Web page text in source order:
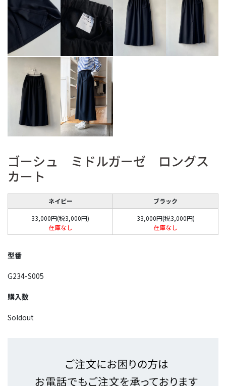
ゴーシュ ミドルガーゼ ロングス
カート
ネイビー
ブラック
33,000円(税3,000円)
在庫なし
33,000円(税3,000円)
在庫なし
型番
G234-S005
購入数
Soldout